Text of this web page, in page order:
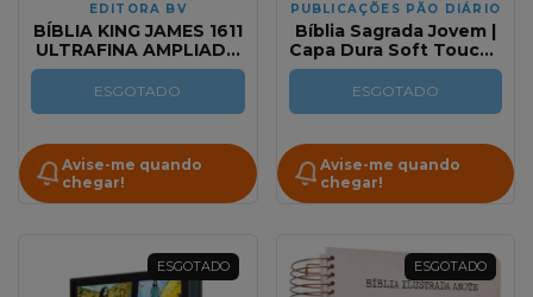
EDITORA BV
BÍBLIA KING JAMES 1611
ULTRAFINA AMPLIADA
(AZUL)
ESGOTADO
Avise-me quando
chegar!
PUBLICAÇÕES PÃO DIÁRIO
Bíblia Sagrada Jovem |
Capa Dura Soft Touch |
Jovens Felizes| NVI
ESGOTADO
Avise-me quando
chegar!
ESGOTADO ESGOTADO